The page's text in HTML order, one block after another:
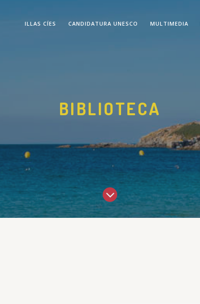
BIBLIOTECA
ILLAS CÍES CANDIDATURA UNESCO MULTIMEDIA